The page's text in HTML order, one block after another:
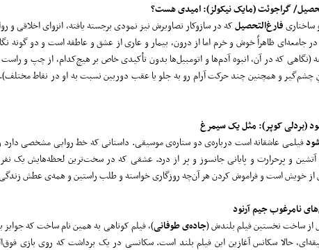
گراجوئت (مایک نیکولز): امیدی هست؟
ساختاریفارغالتحصیلکه در سازوکار تصاویرش نیز نمودی برجسته یافته، انزوای اخلاقی و
در جامعه‌ای ظاهراً خوش و خرم اما از درون، بیمار و عاری از عشق و عاطفه است و دو گونه
که در آن، انبوه آدم‌ها و اتومبیل‌ها بدون تأکیدی خاص بر هیچ‌کدام، از چپ و
و همچنین چند حرکت آرام رو به جلو یا عقب دوربین نسبت به او در نقاط
(بردلی کوپر): مثل یک سیمرغ
فیلمی عاشقانه است درباره‌ی دو ستاره‌ی موسیقی. داستانی که خط روایی مشخصی دارد
و پرحرارت و پایانی جانسوز و پر از درد. عشقی که در سخت‌ترین لحظه‌هایش یک
از خویش است و فراموش کردن هر آن‌چه روزگاری خواسته و طلب راستین و همه‌ی عطش
نامرغوب جیم آرنود
از ساخت نخستین فیلم بلندش (جاده‌یطوفانی)، فیلم کوتاهی به همین نام ساخت که جوایز
حالا سکانس آغازین این فیلم بلند است. سکانسی در یک برداشت که روی بازی